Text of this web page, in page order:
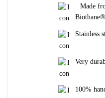
Made
Stainless
Very
100%